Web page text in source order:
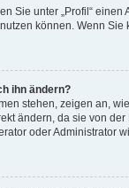
Sie unter „Profil“
können. Wenn
ihn ändern?
stehen, zeigen an,
ändern, da sie von
oder Administrator